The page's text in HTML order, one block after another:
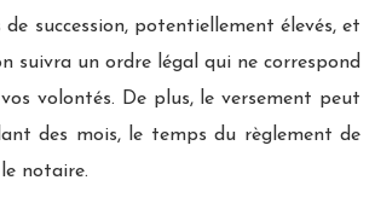
succession, potentiellement élevés, et
suivra un ordre légal qui ne correspond
volontés. De plus, le versement peut
des mois, le temps du règlement de
notaire.